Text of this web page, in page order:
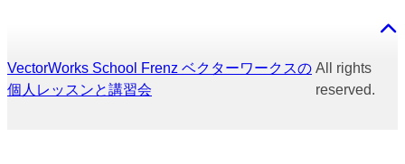
VectorWorks School Frenz ベクターワークスの
個人レッスンと講習会
All rights
reserved.